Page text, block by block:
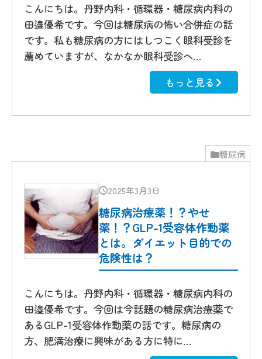
こんにちは。丹野内科・循環器・糖尿病内科の
田邉優希です。今回は糖尿病の怖い合併症の話
です。私も糖尿病の方にはしつこく眼科受診を
薦めていますが、なかなか眼科受診へ…
もっと見る
糖尿病
2025年3月3日
糖尿病治療薬！？やせ
薬！？GLP-1受容体作動薬
とは。ダイエット目的での
危険性は？
こんにちは。丹野内科・循環器・糖尿病内科の
田邉優希です。今回は今話題の糖尿病治療薬で
あるGLP-1受容体作動薬の話です。糖尿病の
方、肥満治療に興味がある方に特に…